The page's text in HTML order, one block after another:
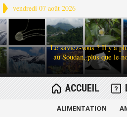
vendredi 07 août 2026
Le saviez-vous ? Il y a
au Soudan, plus que le
ACCUEIL
ALIMENTATION